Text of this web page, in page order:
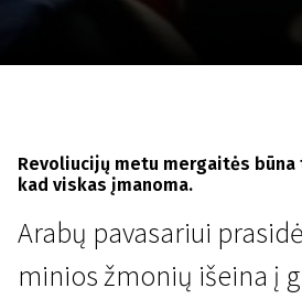
Revoliucijų metu mergaitės
kad viskas įmanoma.
Arabų pavasariui
minios žmonių išeina į